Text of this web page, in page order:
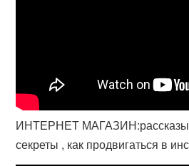
ИНТЕРНЕТ
секреты , как продвигаться в